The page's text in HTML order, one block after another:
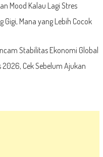
Mood Kalau Lagi Stres
Gigi, Mana yang Lebih Cocok
Stabilitas Ekonomi Global
Cek Sebelum Ajukan